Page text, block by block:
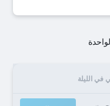
في الليلة